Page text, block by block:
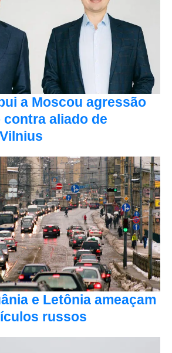
a Moscou agressão
aliado de
e Letônia ameaçam
russos